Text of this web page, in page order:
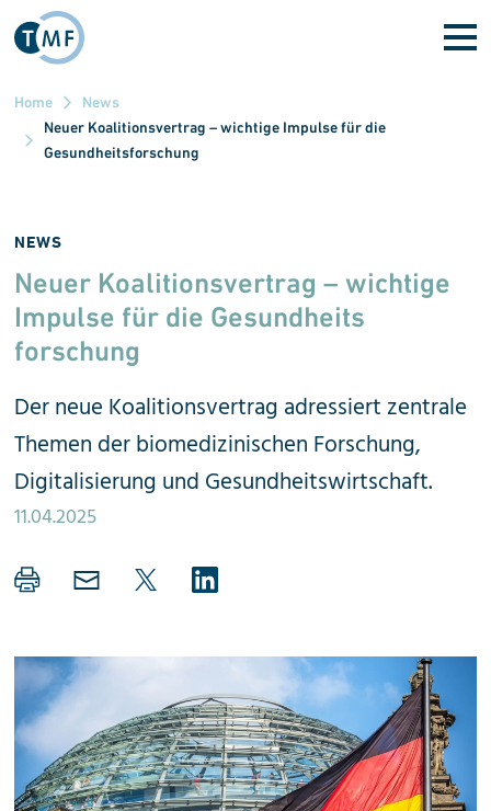
Direkt zum Inhalt
Home
News
Neuer Koalitionsvertrag – wichtige Impulse für die
Gesundheitsforschung
NEWS
Neuer Koalitionsvertrag – wichtige
Impulse für die Gesundheits
forschung
Der neue Koalitionsvertrag adressiert zentrale
Themen der biomedizinischen Forschung,
Digitalisierung und Gesundheitswirtschaft.
11.04.2025